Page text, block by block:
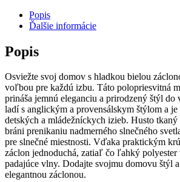
Popis
Ďalšie informácie
Popis
Osviežte svoj domov s hladkou bielou
voľbou pre každú izbu. Táto polopriesvitná
prináša jemnú eleganciu a prirodzený štýl do
ladí s anglickým a provensálskym štýlom a
detských a mládežníckych izieb. Husto
bráni prenikaniu nadmerného slnečného
pre slnečné miestnosti. Vďaka praktickým
záclon jednoduchá, zatiaľ čo ľahký polyester
padajúce vlny. Dodajte svojmu domovu štýl
elegantnou záclonou.